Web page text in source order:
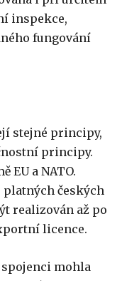
inspekce,
fungování
stejné principy,
principy.
EU a NATO.
platných českých
realizován až po
licence.
mohla